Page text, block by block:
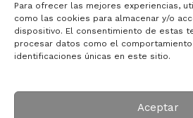
Para ofrecer las mejores experiencias,
como las cookies para almacenar y/o
dispositivo. El consentimiento de estas
procesar datos como el comportamiento
identificaciones únicas en este sitio.
Aceptar
Copyright © 2026